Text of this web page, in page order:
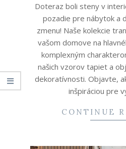
Doteraz boli steny v
pozadie pre nábytok a
zmenu! Naše kolekcie
vašom domove na
komplexným
našich vzorov tapiet a
dekoratívnosti. Objavte,
inšpiráciou pre
CONTINUE